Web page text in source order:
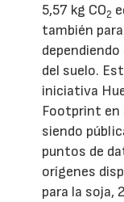
5,57 kg CO2
también
del suelo.
iniciativa
Footprint en
siendo
puntos de
orígenes
para la soja,